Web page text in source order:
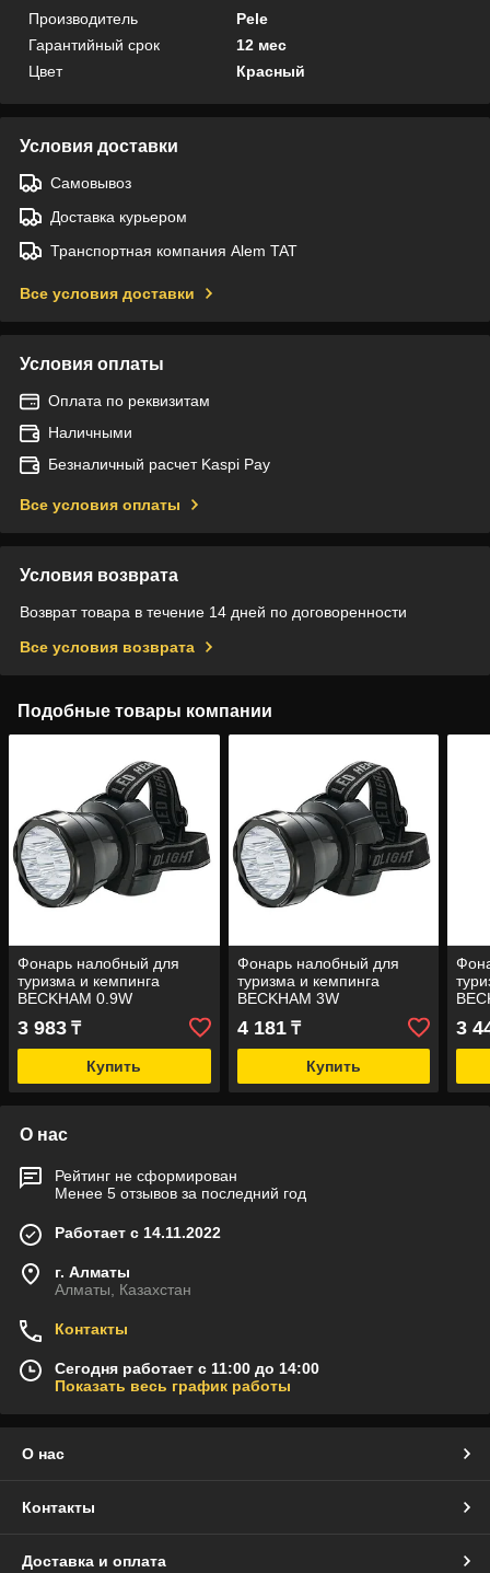
Производитель
Pele
Гарантийный срок
12 мес
Цвет
Красный
Условия доставки
Самовывоз
Доставка курьером
Транспортная компания Alem TAT
Все условия доставки
Условия оплаты
Оплата по реквизитам
Наличными
Безналичный расчет Kaspi Pay
Все условия оплаты
Условия возврата
Возврат товара в течение 14 дней по договоренности
Все условия возврата
Подобные товары компании
Фонарь налобный для
туризма и кемпинга
BECKHAM 0.9W
3 983 ₸
Купить
Фонарь налобный для
туризма и кемпинга
BECKHAM 3W
4 181₸
Купить
3
О нас
Рейтинг не сформирован
Менее 5 отзывов за последний год
Работает с 14.11.2022
г. Алматы
Алматы, Казахстан
Контакты
Сегодня работает с 11:00 до 14:00
Показать весь график работы
О нас
Контакты
Доставка и оплата